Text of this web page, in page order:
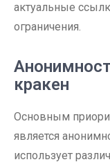
актуальные
ограничения.
кракен
Основным
является
использует